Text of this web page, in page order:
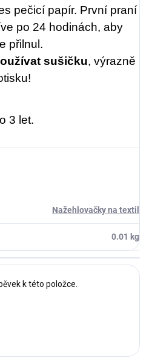
pečicí papír. První praní
po 24 hodinách, aby
přilnul.
sušičku, výrazně
3 let.
Nažehlovačky na textil
0.01 kg
k této položce.